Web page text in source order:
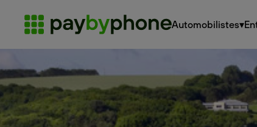
Automobilistes▾